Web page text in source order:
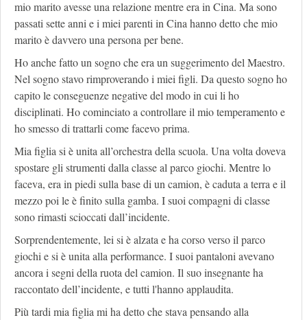
mio marito avesse una relazione mentre era in Cina. Ma sono
passati sette anni e i miei parenti in Cina hanno detto che mio
marito è davvero una persona per bene.
Ho anche fatto un sogno che era un suggerimento del Maestro.
Nel sogno stavo rimproverando i miei figli. Da questo sogno ho
capito le conseguenze negative del modo in cui li ho
disciplinati. Ho cominciato a controllare il mio temperamento e
ho smesso di trattarli come facevo prima.
Mia figlia si è unita all’orchestra della scuola. Una volta doveva
spostare gli strumenti dalla classe al parco giochi. Mentre lo
faceva, era in piedi sulla base di un camion, è caduta a terra e il
mezzo poi le è finito sulla gamba. I suoi compagni di classe
sono rimasti scioccati dall’incidente.
Sorprendentemente, lei si è alzata e ha corso verso il parco
giochi e si è unita alla performance. I suoi pantaloni avevano
ancora i segni della ruota del camion. Il suo insegnante ha
raccontato dell’incidente, e tutti l'hanno applaudita.
Più tardi mia figlia mi ha detto che stava pensando alla